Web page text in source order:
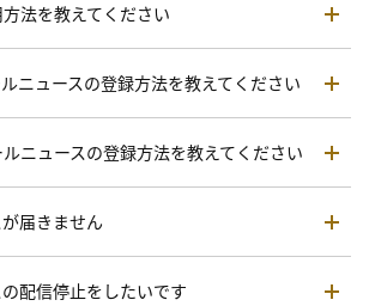
法を教えてください
ニュースの登録方法を教えてください
ニュースの登録方法を教えてください
届きません
配信停止をしたいです